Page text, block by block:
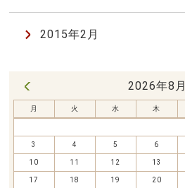
2015年2月
2026年8月
月 火 水 木
3 4 5 6
10 11 12 13
17 18 19 20